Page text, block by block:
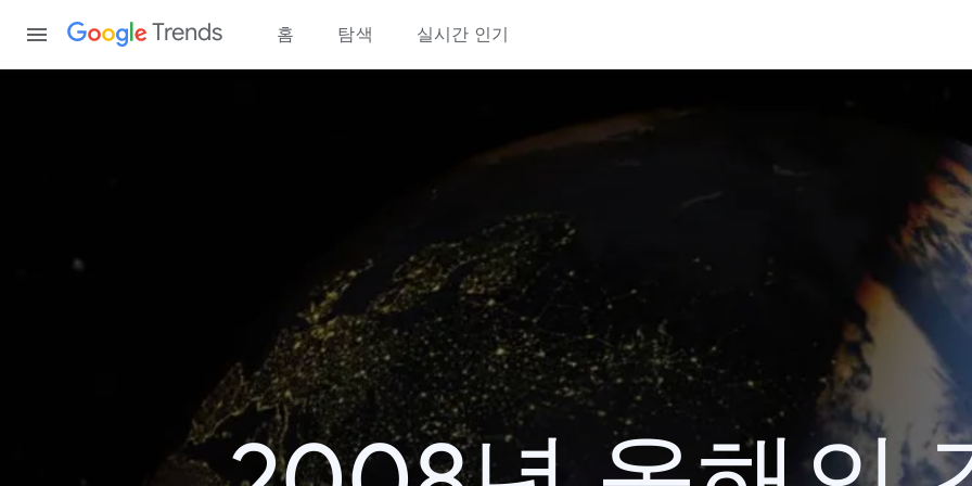
Trends 홈 탐색 실시간 인기